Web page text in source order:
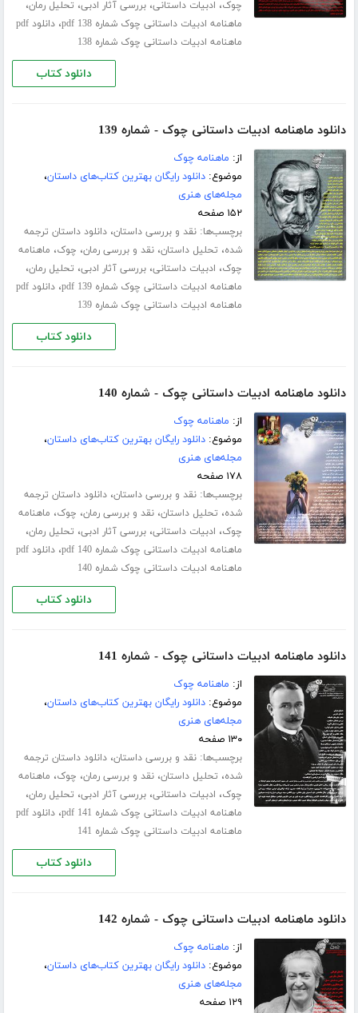
چوک، ادبیات داستانی،بررسی آثار ادبی، تحلیل رمان،
ماهنامه ادبیات داستانی چوک شماره 138 pdf ،
دانلود pdf
ماهنامه ادبیات داستانی چوک شماره 138
دانلود کتاب
دانلود ماهنامه ادبیات داستانی چوک - شماره 139
از: ماهنامه چوک
موضوع:دانلود رایگان بهترین کتاب‌های داستان،
مجله‌های هنری
۱۵۲ صفحه
برچسب‌ها:نقد و بررسی داستان،دانلود داستان ترجمه
شده، تحلیل داستان،نقد و بررسی رمان، چوک، ماهنامه
چوک، ادبیات داستانی،بررسی آثار ادبی، تحلیل رمان،
ماهنامه ادبیات داستانی چوک شماره 139 pdf ،
دانلود pdf
ماهنامه ادبیات داستانی چوک شماره 139
دانلود کتاب
دانلود ماهنامه ادبیات داستانی چوک - شماره 140
از: ماهنامه چوک
موضوع:دانلود رایگان بهترین کتاب‌های داستان،
مجله‌های هنری
۱۷۸ صفحه
برچسب‌ها:نقد و بررسی داستان،دانلود داستان ترجمه
شده، تحلیل داستان،نقد و بررسی رمان، چوک، ماهنامه
چوک، ادبیات داستانی،بررسی آثار ادبی، تحلیل رمان،
ماهنامه ادبیات داستانی چوک شماره 140 pdf ،
دانلود pdf
ماهنامه ادبیات داستانی چوک شماره 140
دانلود کتاب
دانلود ماهنامه ادبیات داستانی چوک - شماره 141
از: ماهنامه چوک
موضوع:دانلود رایگان بهترین کتاب‌های داستان،
مجله‌های هنری
۱۳۰ صفحه
برچسب‌ها:نقد و بررسی داستان،دانلود داستان ترجمه
شده، تحلیل داستان،نقد و بررسی رمان، چوک، ماهنامه
چوک، ادبیات داستانی،بررسی آثار ادبی، تحلیل رمان،
ماهنامه ادبیات داستانی چوک شماره 141 pdf ،
دانلود pdf
ماهنامه ادبیات داستانی چوک شماره 141
دانلود کتاب
دانلود ماهنامه ادبیات داستانی چوک - شماره 142
از: ماهنامه چوک
موضوع:دانلود رایگان بهترین کتاب‌های داستان،
مجله‌های هنری
۱۲۹ صفحه